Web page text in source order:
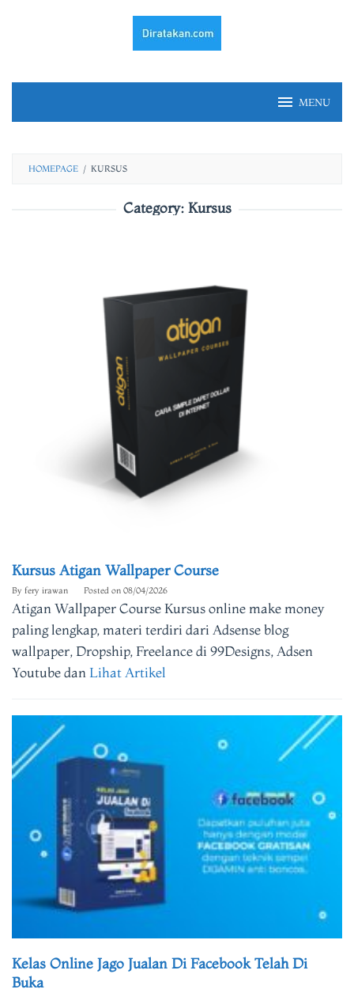
MENU
HOMEPAGE / KURSUS
Category: Kursus
Kursus Atigan Wallpaper Course
By fery irawan Posted on 08/04/2026
Atigan Wallpaper Course Kursus online make money
paling lengkap, materi terdiri dari Adsense blog
wallpaper, Dropship, Freelance di 99Designs, Adsen
Youtube dan Lihat Artikel
Kelas Online Jago Jualan Di Facebook Telah Di
Buka